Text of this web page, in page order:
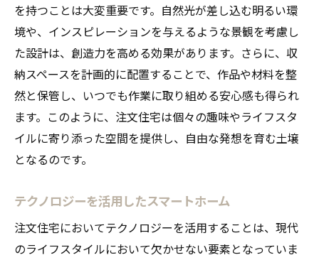
を持つことは大変重要です。自然光が差し込む明るい環
境や、インスピレーションを与えるような景観を考慮し
た設計は、創造力を高める効果があります。さらに、収
納スペースを計画的に配置することで、作品や材料を整
然と保管し、いつでも作業に取り組める安心感も得られ
ます。このように、注文住宅は個々の趣味やライフスタ
イルに寄り添った空間を提供し、自由な発想を育む土壌
となるのです。
テクノロジーを活用したスマートホーム
注文住宅においてテクノロジーを活用することは、現代
のライフスタイルにおいて欠かせない要素となっていま